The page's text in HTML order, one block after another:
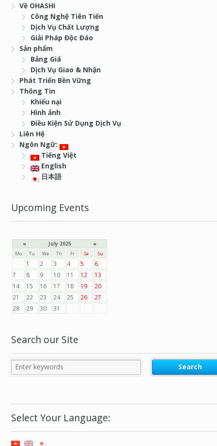
Về OHASHI
Công Nghệ Tiên Tiến
Dịch Vụ Chất Lượng
Giải Pháp Độc Đáo
Sản phẩm
Bảng Giá
Dịch Vụ Giao & Nhận
Phát Triển Bền Vững
Thông Tin
Khiếu nại
Hình ảnh
Điều Kiện Sử Dụng Dịch Vụ
Liên Hệ
Ngôn Ngữ:
Tiếng Việt
English
日本語
Upcoming Events
« July 2025 »
Mo Tu We Th Fr Sa Su
1 2 3 4 5
6
7
8 9 10 11 12
13
14
15 16 17 18 19
20
21
22 23 24 25 26
27
28
29 30 31
Search our Site
Select Your Language: